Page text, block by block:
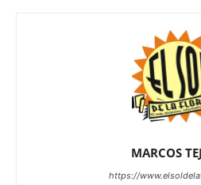
MARCOS
https://